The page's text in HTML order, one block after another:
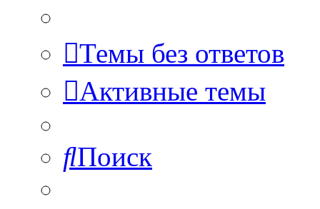
Темы без ответов
Активные темы
Поиск